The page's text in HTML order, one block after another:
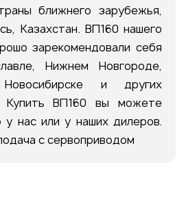
ближнего зарубежья,
Казахстан. ВП160 нашего
зарекомендовали себя
Нижнем Новгороде,
Новосибирске и других
Купить ВП160 вы можете
у нас или у наших дилеров.
с сервоприводом